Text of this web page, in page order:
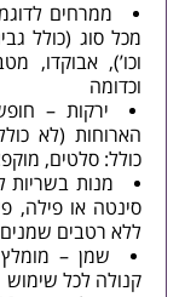
מכל סוג (כולל
וכו’), אבוקדו,
וכדומה
ירקות –
הארוחות (לא
כולל: סלטים,
מנות בשריות
סינטה או פילה,
ללא רטבים שמנים
קנולה לכל שימוש